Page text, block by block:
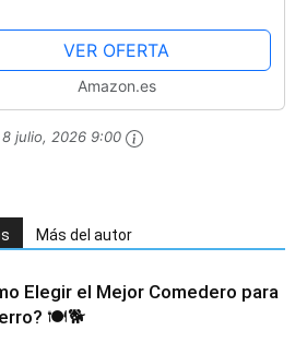
VER OFERTA
Amazon.es
8 julio, 2026 9:00
Más del autor
Elegir el Mejor Comedero para
🍽️🐕